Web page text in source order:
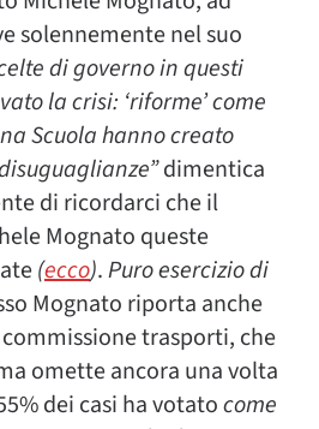
solennemente nel suo
di governo in questi
la crisi: ‘riforme’ come
Scuola hanno creato
dimentica
di ricordarci che il
Mognato queste
(ecco).Puro esercizio di
Mognato riporta anche
trasporti, che
omette ancora una volta
dei casi ha votatocome